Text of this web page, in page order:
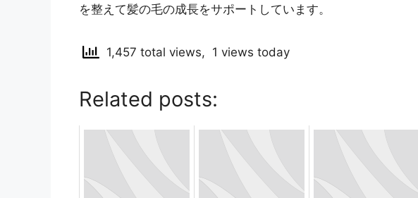
を整えて髪の毛の成長をサポートしています。
1,457 total views, 1 views today
Related posts: